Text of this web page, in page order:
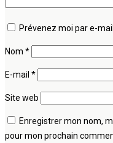
Prévenez moi par e-
Nom *
E-mail *
Site web
Enregistrer mon nom,
pour mon prochain